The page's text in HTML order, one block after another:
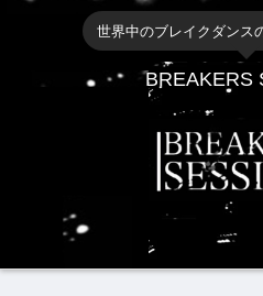
世界中のブレイクダンス
BREAKERS